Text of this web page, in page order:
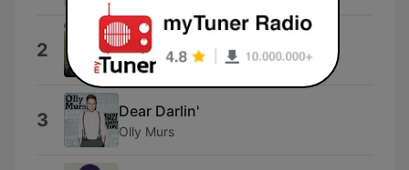
2 Nine Million Bicycles
Katie Melua
3 Dear Darlin'
Olly Murs